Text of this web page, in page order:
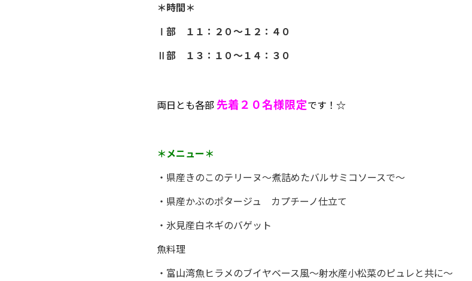
＊時間＊
Ⅰ部 １１：２０～１２：４０
Ⅱ部 １３：１０～１４：３０
両日とも各部先着２０名様限定です！☆
＊メニュー＊
・県産きのこのテリーヌ～煮詰めたバルサミコソースで～
・県産かぶのポタージュ カプチーノ仕立て
・氷見産白ネギのバゲット
魚料理
・富山湾魚ヒラメのブイヤベース風～射水産小松菜のピュレと共に～